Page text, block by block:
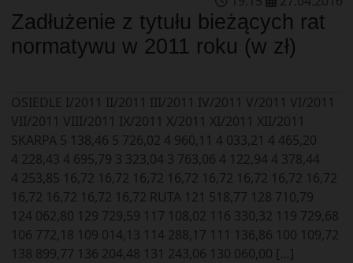
Zadłużenie z tytułu bieżących rat
normatywu w 2011 roku (w zł)
OSIEDLE I/2011 II/2011 III/2011 IV/2011 V/2011 VI/2011
VII/2011 VIII/2011 IX/2011 X/2011 XI/2011 XII/2011
SKARPA 5 138,46 5 726,02 4 960,11 4 033,21 4 465,20
4 228,43 4 695,79 3 323,04 3 763,06 4 122,94 4 378,44
4 253,85 16,72 16,72 16,72 16,72 16,72 16,72 16,72 16,72
16,72 16,72 16,72 16,72 RUTA 121 518,77 128 710,79
124 062,80 129 729,59 117 108,02 116 330,32 119 729,68
106 772,18 109 014,13 114 288,17 111 136,86 100 109,72
138 899,77 136 204,48 131 243,06 130 060,00 […]